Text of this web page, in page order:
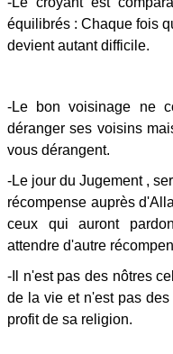
équilibrés : Chaque fois
devient autant difficile.
-Le bon voisinage ne
déranger ses voisins
vous dérangent.
-Le jour du Jugement ,
récompense auprès
ceux qui auront
attendre d'autre
-Il n'est pas des nôtres
de la vie et n'est pas
profit de sa religion.